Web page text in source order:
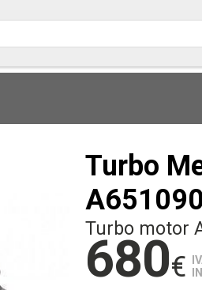
Turbo
Turbo motor
680€